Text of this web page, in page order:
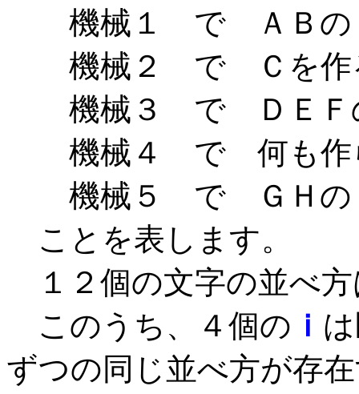
機械１ で ＡＢの２
機械２ で Ｃを作
機械３ で ＤＥＦの
機械４ で 何も作
機械５ で ＧＨの２
ことを表します。
１２個の文字の並べ
このうち、４個の ｉ
ずつの同じ並べ方が存